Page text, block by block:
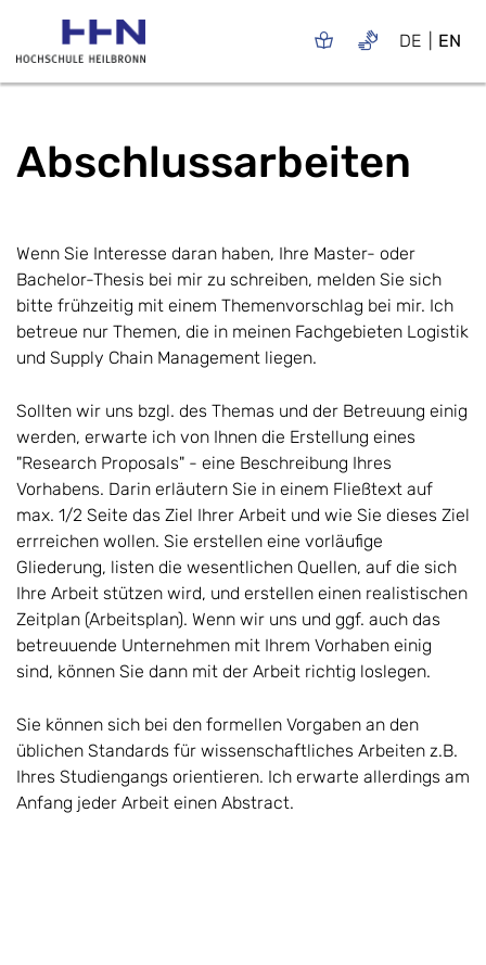
DE EN
Abschlussarbeiten
Wenn Sie Interesse daran haben, Ihre Master- oder
Bachelor-Thesis bei mir zu schreiben, melden Sie sich
bitte frühzeitig mit einem Themenvorschlag bei mir. Ich
betreue nur Themen, die in meinen Fachgebieten Logistik
und Supply Chain Management liegen.
Sollten wir uns bzgl. des Themas und der Betreuung einig
werden, erwarte ich von Ihnen die Erstellung eines
"Research Proposals" - eine Beschreibung Ihres
Vorhabens. Darin erläutern Sie in einem Fließtext auf
max. 1/2 Seite das Ziel Ihrer Arbeit und wie Sie dieses Ziel
errreichen wollen. Sie erstellen eine vorläufige
Gliederung, listen die wesentlichen Quellen, auf die sich
Ihre Arbeit stützen wird, und erstellen einen realistischen
Zeitplan (Arbeitsplan). Wenn wir uns und ggf. auch das
betreuuende Unternehmen mit Ihrem Vorhaben einig
sind, können Sie dann mit der Arbeit richtig loslegen.
Sie können sich bei den formellen Vorgaben an den
üblichen Standards für wissenschaftliches Arbeiten z.B.
Ihres Studiengangs orientieren. Ich erwarte allerdings am
Anfang jeder Arbeit einen Abstract.